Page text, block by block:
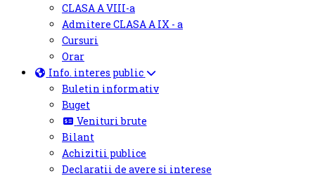
CLASA A VIII-a
Admitere CLASA A IX - a
Cursuri
Orar
Info. interes public
Buletin informativ
Buget
Venituri brute
Bilant
Achizitii publice
Declaratii de avere si interese